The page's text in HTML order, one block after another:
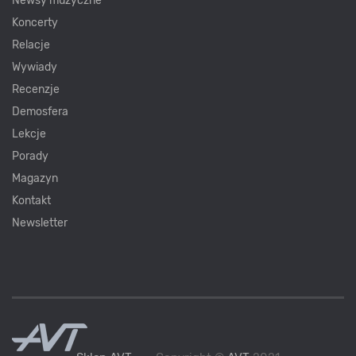
Koncerty
Relacje
Wywiady
Recenzje
Demosfera
Lekcje
Porady
Magazyn
Kontakt
Newsletter